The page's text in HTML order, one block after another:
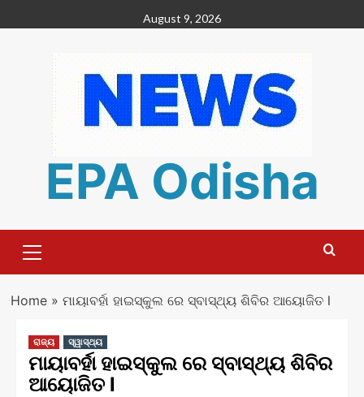
to
August 9, 2026
EPA Odisha
Menu
Home» ମାୟାବର୍ହା ହାଇସ୍କୁଲ ରେ ସ୍ବାସ୍ଥ୍ୟ ଶିବିର ଆୟୋଜିତ l
ରାଜ୍ୟ ସ୍ୱାସ୍ଥ୍ୟ
ମାୟାବର୍ହା ହାଇସ୍କୁଲ ରେ ସ୍ବାସ୍ଥ୍ୟ ଶିବିର
ଆୟୋଜିତ l